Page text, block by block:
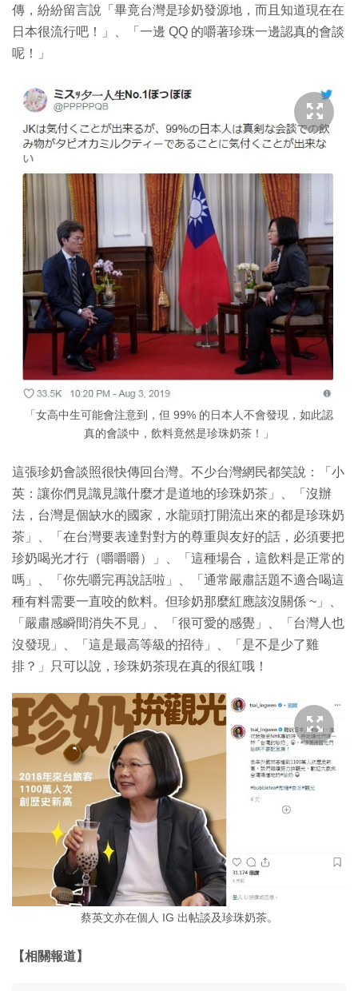
傳，紛紛留言說「畢竟台灣是珍奶發源地，而且知道現在在
日本很流行吧！」、「一邊 QQ 的嚼著珍珠一邊認真的會談
呢！」
「女高中生可能會注意到，但 99% 的日本人不會發現，如此認
真的會談中，飲料竟然是珍珠奶茶！」
這張珍奶會談照很快傳回台灣。不少台灣網民都笑說：「小
英：讓你們見識見識什麼才是道地的珍珠奶茶」、「沒辦
法，台灣是個缺水的國家，水龍頭打開流出來的都是珍珠奶
茶」、「在台灣要表達對對方的尊重與友好的話，必須要把
珍奶喝光才行（嚼嚼嚼）」、「這種場合，這飲料是正常的
嗎」、「你先嚼完再說話啦」、「通常嚴肅話題不適合喝這
種有料需要一直咬的飲料。但珍奶那麼紅應該沒關係 ~」、
「嚴肅感瞬間消失不見」、「很可愛的感覺」、「台灣人也
沒發現」、「這是最高等級的招待」、「是不是少了雞
排？」只可以說，珍珠奶茶現在真的很紅哦！
蔡英文亦在個人 IG 出帖談及珍珠奶茶。
【相關報道】